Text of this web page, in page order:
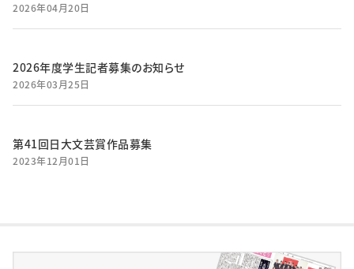
2026年04月20日
2026年度学生記者募集のお知らせ
2026年03月25日
第41回日大文芸賞作品募集
2023年12月01日